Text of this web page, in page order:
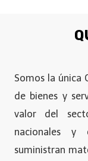
Somos la única
de bienes y
valor del
nacionales y
suministran